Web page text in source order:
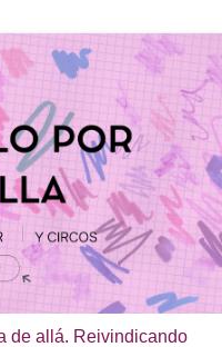
de allá. Reivindicando